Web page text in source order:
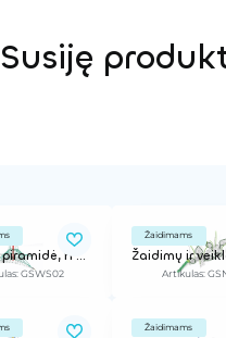
Susiję
Tinklinė piramidė, h - 2,8 m
GSWS02
Žaidimams
Artikulas:
Žaidimams